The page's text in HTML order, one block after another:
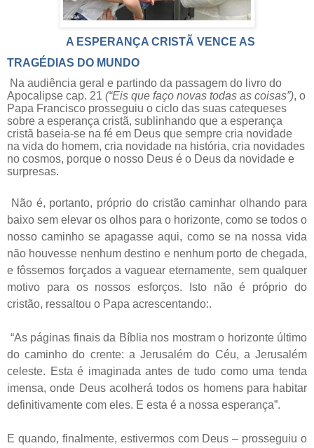
A ESPERANÇA CRISTÃ VENCE AS
TRAGÉDIAS DO MUNDO
Na audiência geral e partindo da passagem do livro do
Apocalipse cap. 21 (“Eis que faço novas todas as coisas”), o
Papa Francisco prosseguiu o ciclo das suas catequeses
sobre a esperança cristã, sublinhando que a esperança
cristã baseia-se na fé em Deus que sempre cria novidade
na vida do homem, cria novidade na história, cria novidades
no cosmos, porque o nosso Deus é o Deus da novidade e
surpresas.
Não é, portanto, próprio do cristão caminhar olhando para
baixo sem elevar os olhos para o horizonte, como se todos o
nosso caminho se apagasse aqui, como se na nossa vida
não houvesse nenhum destino e nenhum porto de chegada,
e fôssemos forçados a vaguear eternamente, sem qualquer
motivo para os nossos esforços. Isto não é próprio do
cristão, ressaltou o Papa acrescentando:.
“As páginas finais da Bíblia nos mostram o horizonte último
do caminho do crente: a Jerusalém do Céu, a Jerusalém
celeste. Esta é imaginada antes de tudo como uma tenda
imensa, onde Deus acolherá todos os homens para habitar
definitivamente com eles. E esta é a nossa esperança”.
E quando, finalmente, estivermos com Deus – prosseguiu o